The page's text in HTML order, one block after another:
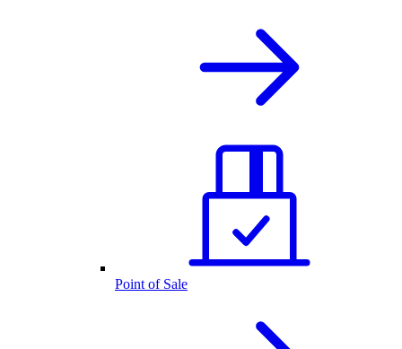
Point of Sale